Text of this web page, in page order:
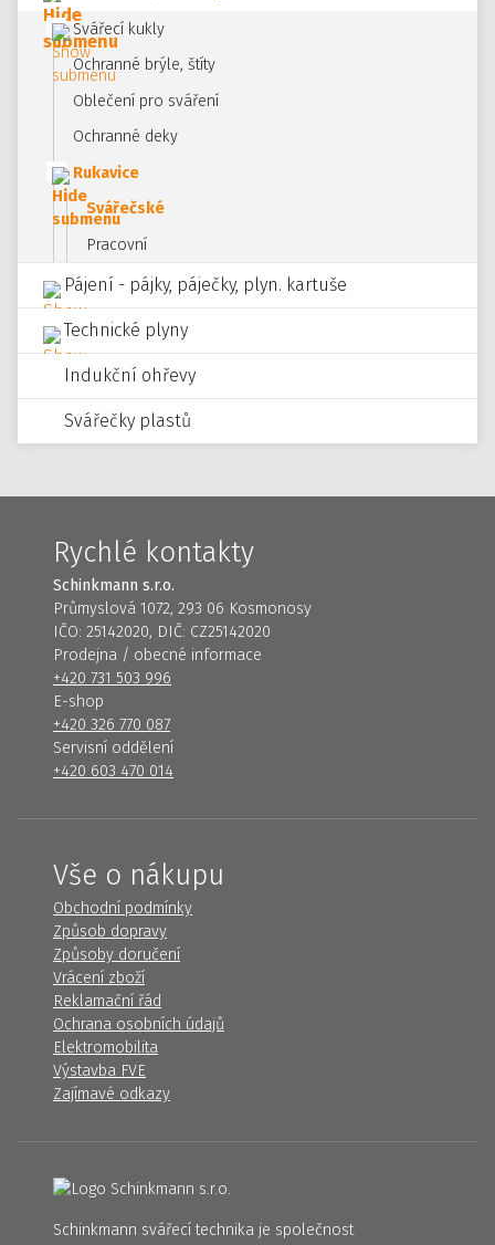
Svářecí kukly
Ochranné brýle, štíty
Oblečení pro sváření
Ochranné deky
Rukavice
Svářečské
Pracovní
Pájení - pájky, páječky, plyn. kartuše
Technické plyny
Indukční ohřevy
Svářečky plastů
Rychlé kontakty
Schinkmann s.r.o.
Průmyslová 1072, 293 06 Kosmonosy
IČO: 25142020, DIČ: CZ25142020
Prodejna / obecné informace
+420 731 503 996
E-shop
+420 326 770 087
Servisní oddělení
+420 603 470 014
Vše o nákupu
Obchodní podmínky
Způsob dopravy
Způsoby doručení
Vrácení zboží
Reklamační řád
Ochrana osobních údajů
Elektromobilita
Výstavba FVE
Zajímavé odkazy
Schinkmann svářecí technika je společnost